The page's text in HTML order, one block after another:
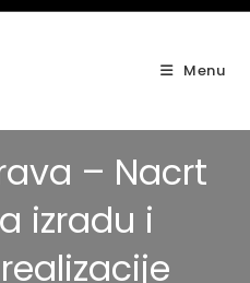
Menu
– Nacrt
izradu i